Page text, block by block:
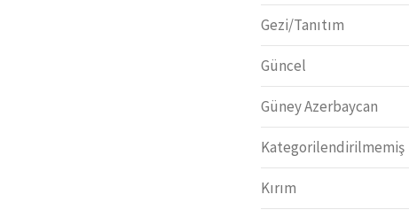
Gezi/Tanıtım
Güncel
Güney Azerbaycan
Kategorilendirilmemiş
Kırım